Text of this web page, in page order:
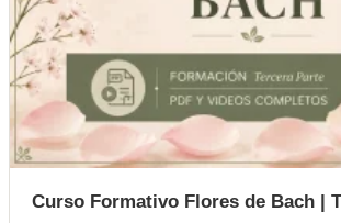
Curso Formativo Flores de Bach |